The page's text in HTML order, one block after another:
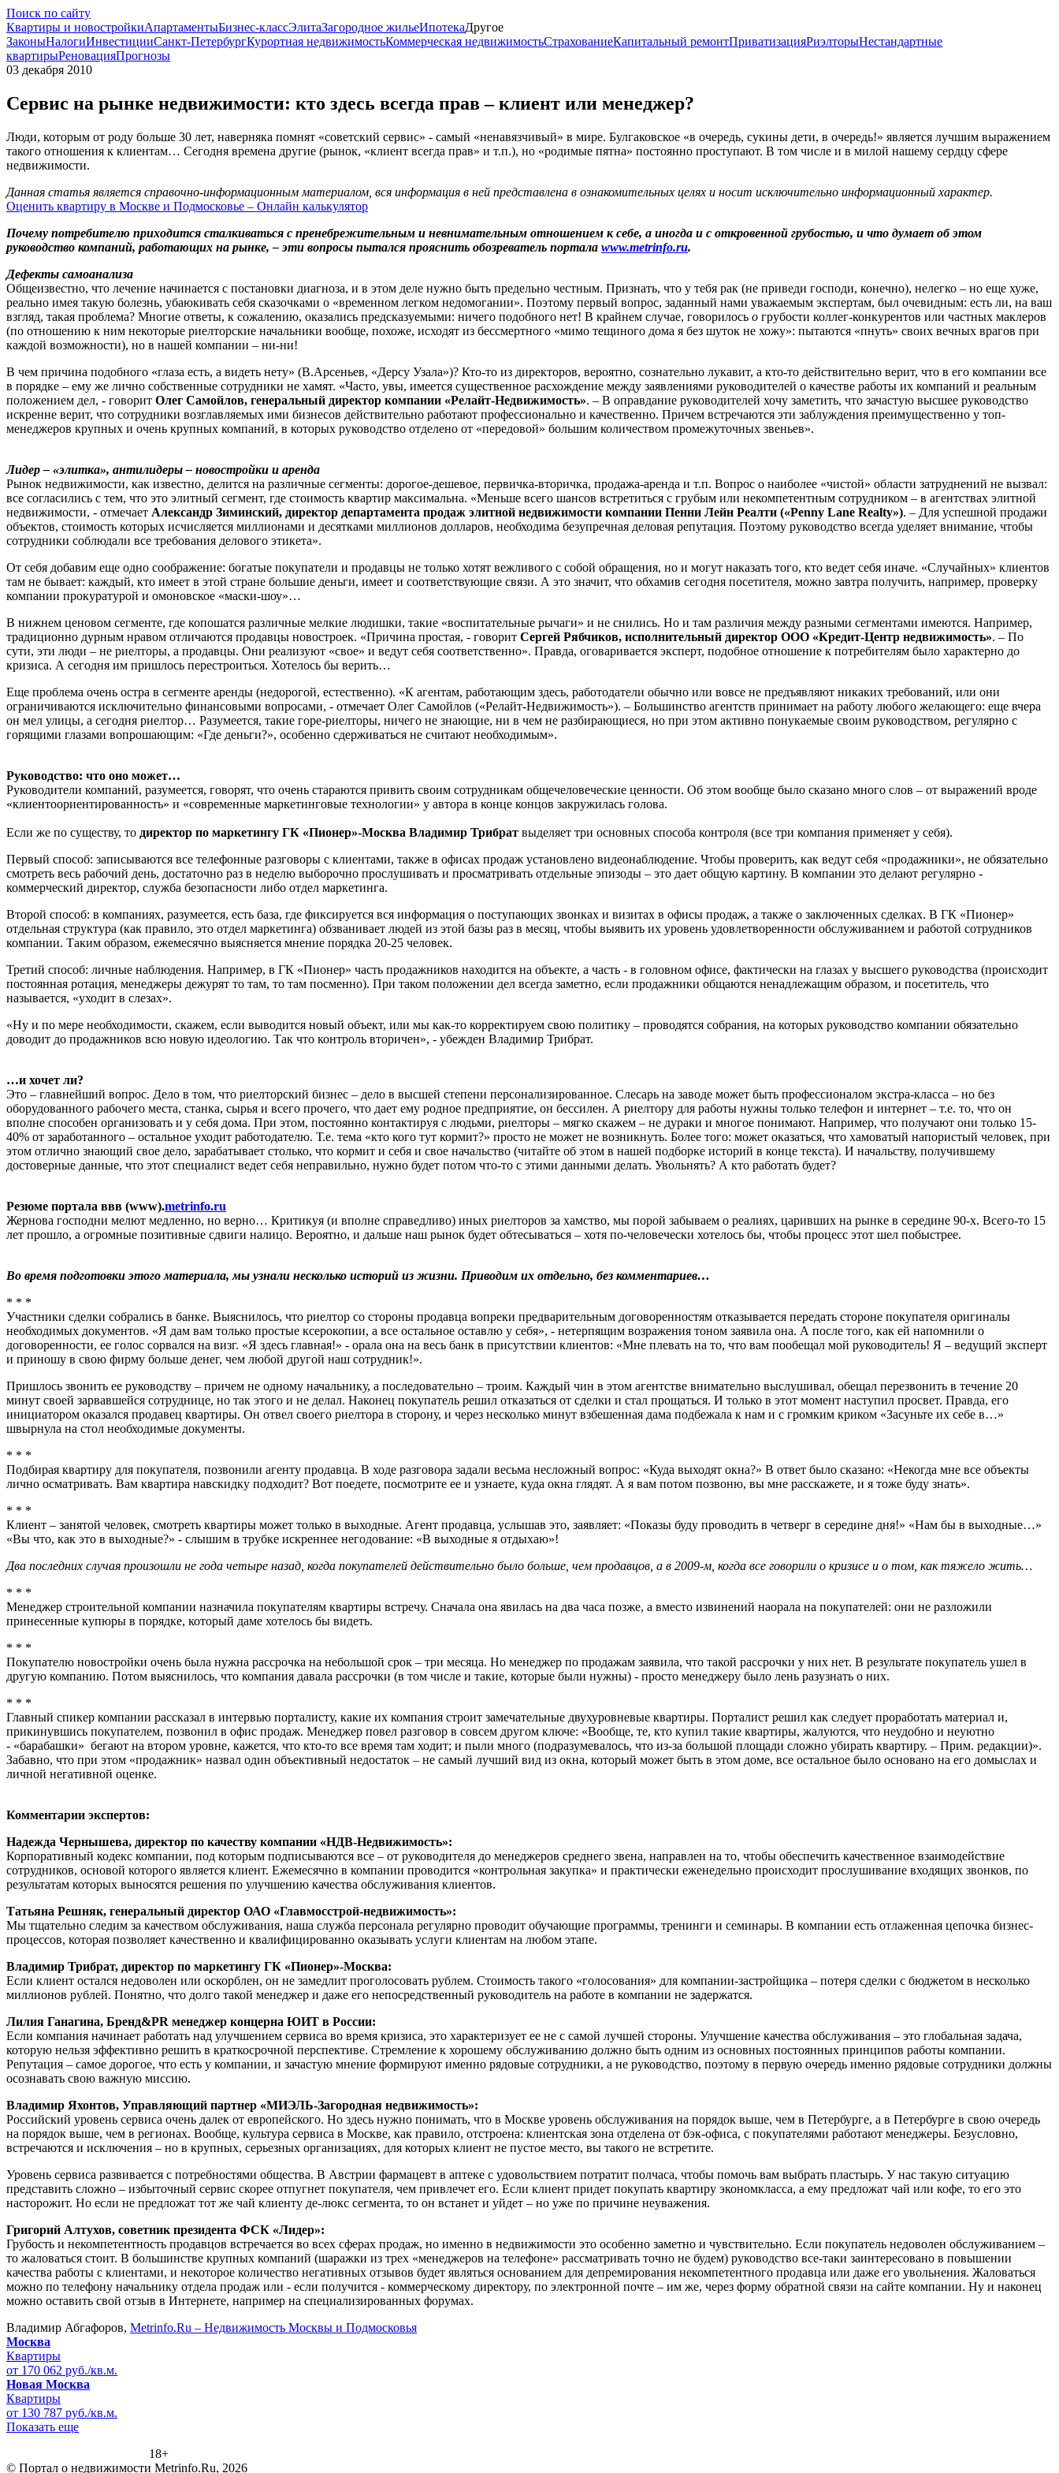
Поиск по сайту
Квартиры и новостройкиАпартаментыБизнес-классЭлитаЗагородное жильеИпотекаДругое
ЗаконыНалогиИнвестицииСанкт-ПетербургКурортная недвижимостьКоммерческая недвижимостьСтрахованиеКапитальный ремонтПриватизацияРиэлторыНестандартные
квартирыРеновацияПрогнозы
03 декабря 2010
Сервис на рынке недвижимости: кто здесь всегда прав – клиент или менеджер?
Люди, которым от роду больше 30 лет, наверняка помнят «советский сервис» - самый «ненавязчивый» в мире. Булгаковское «в очередь, сукины дети, в очередь!» является лучшим выражением
такого отношения к клиентам… Сегодня времена другие (рынок, «клиент всегда прав» и т.п.), но «родимые пятна» постоянно проступают. В том числе и в милой нашему сердцу сфере
недвижимости.
Данная статья является справочно-информационным материалом, вся информация в ней представлена в ознакомительных целях и носит исключительно информационный характер.
Оценить квартиру в Москве и Подмосковье – Онлайн калькулятор
Почему потребителю приходится сталкиваться с пренебрежительным и невнимательным отношением к себе, а иногда и с откровенной грубостью, и что думает об этом
руководство компаний, работающих на рынке, – эти вопросы пытался прояснить обозреватель портала www.metrinfo.ru.
Дефекты самоанализа
Общеизвестно, что лечение начинается с постановки диагноза, и в этом деле нужно быть предельно честным. Признать, что у тебя рак (не приведи господи, конечно), нелегко – но еще хуже,
реально имея такую болезнь, убаюкивать себя сказочками о «временном легком недомогании». Поэтому первый вопрос, заданный нами уважаемым экспертам, был очевидным: есть ли, на ваш
взгляд, такая проблема? Многие ответы, к сожалению, оказались предсказуемыми: ничего подобного нет! В крайнем случае, говорилось о грубости коллег-конкурентов или частных маклеров
(по отношению к ним некоторые риелторские начальники вообще, похоже, исходят из бессмертного «мимо тещиного дома я без шуток не хожу»: пытаются «пнуть» своих вечных врагов при
каждой возможности), но в нашей компании – ни-ни!
В чем причина подобного «глаза есть, а видеть нету» (В.Арсеньев, «Дерсу Узала»)? Кто-то из директоров, вероятно, сознательно лукавит, а кто-то действительно верит, что в его компании все
в порядке – ему же лично собственные сотрудники не хамят. «Часто, увы, имеется существенное расхождение между заявлениями руководителей о качестве работы их компаний и реальным
положением дел, - говорит Олег Самойлов, генеральный директор компании «Релайт-Недвижимость». – В оправдание руководителей хочу заметить, что зачастую высшее руководство
искренне верит, что сотрудники возглавляемых ими бизнесов действительно работают профессионально и качественно. Причем встречаются эти заблуждения преимущественно у топ-
менеджеров крупных и очень крупных компаний, в которых руководство отделено от «передовой» большим количеством промежуточных звеньев».
Лидер – «элитка», антилидеры – новостройки и аренда
Рынок недвижимости, как известно, делится на различные сегменты: дорогое-дешевое, первичка-вторичка, продажа-аренда и т.п. Вопрос о наиболее «чистой» области затруднений не вызвал:
все согласились с тем, что это элитный сегмент, где стоимость квартир максимальна. «Меньше всего шансов встретиться с грубым или некомпетентным сотрудником – в агентствах элитной
недвижимости, - отмечает Александр Зиминский, директор департамента продаж элитной недвижимости компании Пенни Лейн Реалти («Penny Lane Realty»). – Для успешной продажи
объектов, стоимость которых исчисляется миллионами и десятками миллионов долларов, необходима безупречная деловая репутация. Поэтому руководство всегда уделяет внимание, чтобы
сотрудники соблюдали все требования делового этикета».
От себя добавим еще одно соображение: богатые покупатели и продавцы не только хотят вежливого с собой обращения, но и могут наказать того, кто ведет себя иначе. «Случайных» клиентов
там не бывает: каждый, кто имеет в этой стране большие деньги, имеет и соответствующие связи. А это значит, что обхамив сегодня посетителя, можно завтра получить, например, проверку
компании прокуратурой и омоновское «маски-шоу»…
В нижнем ценовом сегменте, где копошатся различные мелкие людишки, такие «воспитательные рычаги» и не снились. Но и там различия между разными сегментами имеются. Например,
традиционно дурным нравом отличаются продавцы новостроек. «Причина простая, - говорит Сергей Рябчиков, исполнительный директор ООО «Кредит-Центр недвижимость». – По
сути, эти люди – не риелторы, а продавцы. Они реализуют «свое» и ведут себя соответственно». Правда, оговаривается эксперт, подобное отношение к потребителям было характерно до
кризиса. А сегодня им пришлось перестроиться. Хотелось бы верить…
Еще проблема очень остра в сегменте аренды (недорогой, естественно). «К агентам, работающим здесь, работодатели обычно или вовсе не предъявляют никаких требований, или они
ограничиваются исключительно финансовыми вопросами, - отмечает Олег Самойлов («Релайт-Недвижимость»). – Большинство агентств принимает на работу любого желающего: еще вчера
он мел улицы, а сегодня риелтор… Разумеется, такие горе-риелторы, ничего не знающие, ни в чем не разбирающиеся, но при этом активно понукаемые своим руководством, регулярно с
горящими глазами вопрошающим: «Где деньги?», особенно сдерживаться не считают необходимым».
Руководство: что оно может…
Руководители компаний, разумеется, говорят, что очень стараются привить своим сотрудникам общечеловеческие ценности. Об этом вообще было сказано много слов – от выражений вроде
«клиентоориентированность» и «современные маркетинговые технологии» у автора в конце концов закружилась голова.
Если же по существу, то директор по маркетингу ГК «Пионер»-Москва Владимир Трибрат выделяет три основных способа контроля (все три компания применяет у себя).
Первый способ: записываются все телефонные разговоры с клиентами, также в офисах продаж установлено видеонаблюдение. Чтобы проверить, как ведут себя «продажники», не обязательно
смотреть весь рабочий день, достаточно раз в неделю выборочно прослушивать и просматривать отдельные эпизоды – это дает общую картину. В компании это делают регулярно -
коммерческий директор, служба безопасности либо отдел маркетинга.
Второй способ: в компаниях, разумеется, есть база, где фиксируется вся информация о поступающих звонках и визитах в офисы продаж, а также о заключенных сделках. В ГК «Пионер»
отдельная структура (как правило, это отдел маркетинга) обзванивает людей из этой базы раз в месяц, чтобы выявить их уровень удовлетворенности обслуживанием и работой сотрудников
компании. Таким образом, ежемесячно выясняется мнение порядка 20-25 человек.
Третий способ: личные наблюдения. Например, в ГК «Пионер» часть продажников находится на объекте, а часть - в головном офисе, фактически на глазах у высшего руководства (происходит
постоянная ротация, менеджеры дежурят то там, то там посменно). При таком положении дел всегда заметно, если продажники общаются ненадлежащим образом, и посетитель, что
называется, «уходит в слезах».
«Ну и по мере необходимости, скажем, если выводится новый объект, или мы как-то корректируем свою политику – проводятся собрания, на которых руководство компании обязательно
доводит до продажников всю новую идеологию. Так что контроль вторичен», - убежден Владимир Трибрат.
…и хочет ли?
Это – главнейший вопрос. Дело в том, что риелторский бизнес – дело в высшей степени персонализированное. Слесарь на заводе может быть профессионалом экстра-класса – но без
оборудованного рабочего места, станка, сырья и всего прочего, что дает ему родное предприятие, он бессилен. А риелтору для работы нужны только телефон и интернет – т.е. то, что он
вполне способен организовать и у себя дома. При этом, постоянно контактируя с людьми, риелторы – мягко скажем – не дураки и многое понимают. Например, что получают они только 15-
40% от заработанного – остальное уходит работодателю. Т.е. тема «кто кого тут кормит?» просто не может не возникнуть. Более того: может оказаться, что хамоватый напористый человек, при
этом отлично знающий свое дело, зарабатывает столько, что кормит и себя и свое начальство (читайте об этом в нашей подборке историй в конце текста). И начальству, получившему
достоверные данные, что этот специалист ведет себя неправильно, нужно будет потом что-то с этими данными делать. Увольнять? А кто работать будет?
Резюме портала ввв (www).metrinfo.ru
Жернова господни мелют медленно, но верно… Критикуя (и вполне справедливо) иных риелторов за хамство, мы порой забываем о реалиях, царивших на рынке в середине 90-х. Всего-то 15
лет прошло, а огромные позитивные сдвиги налицо. Вероятно, и дальше наш рынок будет обтесываться – хотя по-человечески хотелось бы, чтобы процесс этот шел побыстрее.
Во время подготовки этого материала, мы узнали несколько историй из жизни. Приводим их отдельно, без комментариев…
* * *
Участники сделки собрались в банке. Выяснилось, что риелтор со стороны продавца вопреки предварительным договоренностям отказывается передать стороне покупателя оригиналы
необходимых документов. «Я дам вам только простые ксерокопии, а все остальное оставлю у себя», - нетерпящим возражения тоном заявила она. А после того, как ей напомнили о
договоренности, ее голос сорвался на визг. «Я здесь главная!» - орала она на весь банк в присутствии клиентов: «Мне плевать на то, что вам пообещал мой руководитель! Я – ведущий эксперт
и приношу в свою фирму больше денег, чем любой другой наш сотрудник!».
Пришлось звонить ее руководству – причем не одному начальнику, а последовательно – троим. Каждый чин в этом агентстве внимательно выслушивал, обещал перезвонить в течение 20
минут своей зарвавшейся сотруднице, но так этого и не делал. Наконец покупатель решил отказаться от сделки и стал прощаться. И только в этот момент наступил просвет. Правда, его
инициатором оказался продавец квартиры. Он отвел своего риелтора в сторону, и через несколько минут взбешенная дама подбежала к нам и с громким криком «Засуньте их себе в…»
швырнула на стол необходимые документы.
* * *
Подбирая квартиру для покупателя, позвонили агенту продавца. В ходе разговора задали весьма несложный вопрос: «Куда выходят окна?» В ответ было сказано: «Некогда мне все объекты
лично осматривать. Вам квартира навскидку подходит? Вот поедете, посмотрите ее и узнаете, куда окна глядят. А я вам потом позвоню, вы мне расскажете, и я тоже буду знать».
* * *
Клиент – занятой человек, смотреть квартиры может только в выходные. Агент продавца, услышав это, заявляет: «Показы буду проводить в четверг в середине дня!» «Нам бы в выходные…»
«Вы что, как это в выходные?» - слышим в трубке искреннее негодование: «В выходные я отдыхаю»!
Два последних случая произошли не года четыре назад, когда покупателей действительно было больше, чем продавцов, а в 2009-м, когда все говорили о кризисе и о том, как тяжело жить…
* * *
Менеджер строительной компании назначила покупателям квартиры встречу. Сначала она явилась на два часа позже, а вместо извинений наорала на покупателей: они не разложили
принесенные купюры в порядке, который даме хотелось бы видеть.
* * *
Покупателю новостройки очень была нужна рассрочка на небольшой срок – три месяца. Но менеджер по продажам заявила, что такой рассрочки у них нет. В результате покупатель ушел в
другую компанию. Потом выяснилось, что компания давала рассрочки (в том числе и такие, которые были нужны) - просто менеджеру было лень разузнать о них.
* * *
Главный спикер компании рассказал в интервью порталисту, какие их компания строит замечательные двухуровневые квартиры. Порталист решил как следует проработать материал и,
прикинувшись покупателем, позвонил в офис продаж. Менеджер повел разговор в совсем другом ключе: «Вообще, те, кто купил такие квартиры, жалуются, что неудобно и неуютно
- «барабашки» бегают на втором уровне, кажется, что кто-то все время там ходит; и пыли много (подразумевалось, что из-за большой площади сложно убирать квартиру. – Прим. редакции)».
Забавно, что при этом «продажник» назвал один объективный недостаток – не самый лучший вид из окна, который может быть в этом доме, все остальное было основано на его домыслах и
личной негативной оценке.
Комментарии экспертов:
Надежда Чернышева, директор по качеству компании «НДВ-Недвижимость»:
Корпоративный кодекс компании, под которым подписываются все – от руководителя до менеджеров среднего звена, направлен на то, чтобы обеспечить качественное взаимодействие
сотрудников, основой которого является клиент. Ежемесячно в компании проводится «контрольная закупка» и практически еженедельно происходит прослушивание входящих звонков, по
результатам которых выносятся решения по улучшению качества обслуживания клиентов.
Татьяна Решняк, генеральный директор ОАО «Главмосстрой-недвижимость»:
Мы тщательно следим за качеством обслуживания, наша служба персонала регулярно проводит обучающие программы, тренинги и семинары. В компании есть отлаженная цепочка бизнес-
процессов, которая позволяет качественно и квалифицированно оказывать услуги клиентам на любом этапе.
Владимир Трибрат, директор по маркетингу ГК «Пионер»-Москва:
Если клиент остался недоволен или оскорблен, он не замедлит проголосовать рублем. Стоимость такого «голосования» для компании-застройщика – потеря сделки с бюджетом в несколько
миллионов рублей. Понятно, что долго такой менеджер и даже его непосредственный руководитель на работе в компании не задержатся.
Лилия Ганагина, Бренд&PR менеджер концерна ЮИТ в России:
Если компания начинает работать над улучшением сервиса во время кризиса, это характеризует ее не с самой лучшей стороны. Улучшение качества обслуживания – это глобальная задача,
которую нельзя эффективно решить в краткосрочной перспективе. Стремление к хорошему обслуживанию должно быть одним из основных постоянных принципов работы компании.
Репутация – самое дорогое, что есть у компании, и зачастую мнение формируют именно рядовые сотрудники, а не руководство, поэтому в первую очередь именно рядовые сотрудники должны
осознавать свою важную миссию.
Владимир Яхонтов, Управляющий партнер «МИЭЛЬ-Загородная недвижимость»:
Российский уровень сервиса очень далек от европейского. Но здесь нужно понимать, что в Москве уровень обслуживания на порядок выше, чем в Петербурге, а в Петербурге в свою очередь
на порядок выше, чем в регионах. Вообще, культура сервиса в Москве, как правило, отстроена: клиентская зона отделена от бэк-офиса, с покупателями работают менеджеры. Безусловно,
встречаются и исключения – но в крупных, серьезных организациях, для которых клиент не пустое место, вы такого не встретите.
Уровень сервиса развивается с потребностями общества. В Австрии фармацевт в аптеке с удовольствием потратит полчаса, чтобы помочь вам выбрать пластырь. У нас такую ситуацию
представить сложно – избыточный сервис скорее отпугнет покупателя, чем привлечет его. Если клиент придет покупать квартиру экономкласса, а ему предложат чай или кофе, то его это
насторожит. Но если не предложат тот же чай клиенту де-люкс сегмента, то он встанет и уйдет – но уже по причине неуважения.
Григорий Алтухов, советник президента ФСК «Лидер»:
Грубость и некомпетентность продавцов встречается во всех сферах продаж, но именно в недвижимости это особенно заметно и чувствительно. Если покупатель недоволен обслуживанием –
то жаловаться стоит. В большинстве крупных компаний (шаражки из трех «менеджеров на телефоне» рассматривать точно не будем) руководство все-таки заинтересовано в повышении
качества работы с клиентами, и некоторое количество негативных отзывов будет являться основанием для депремирования некомпетентного продавца или даже его увольнения. Жаловаться
можно по телефону начальнику отдела продаж или - если получится - коммерческому директору, по электронной почте – им же, через форму обратной связи на сайте компании. Ну и наконец
можно оставить свой отзыв в Интернете, например на специализированных форумах.
Владимир Абгафоров, Metrinfo.Ru – Недвижимость Москвы и Подмосковья
Москва
Квартиры
от 170 062 руб./кв.м.
Новая Москва
Квартиры
от 130 787 руб./кв.м.
Показать еще
18+
© Портал о недвижимости Metrinfo.Ru, 2026